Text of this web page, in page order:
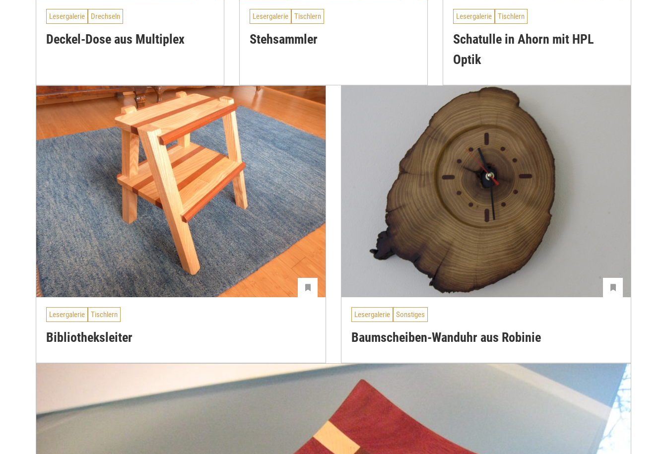
Lesergalerie Drechseln
Deckel-Dose aus Multiplex
Lesergalerie Tischlern
Stehsammler
Lesergalerie Tischlern
Schatulle in Ahorn mit HPL
Optik
Lesergalerie Tischlern
Bibliotheksleiter
Lesergalerie Sonstiges
Baumscheiben-Wanduhr aus Robinie